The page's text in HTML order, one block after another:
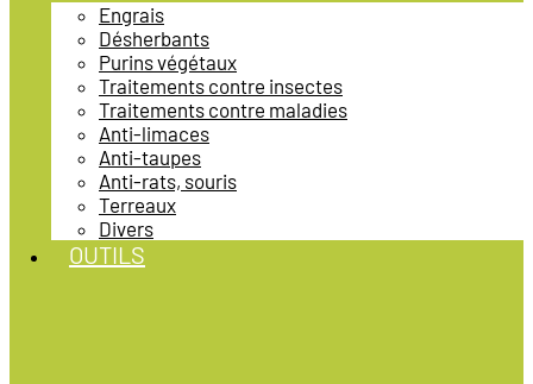
Engrais
Désherbants
Purins végétaux
Traitements contre insectes
Traitements contre maladies
Anti-limaces
Anti-taupes
Anti-rats, souris
Terreaux
Divers
OUTILS